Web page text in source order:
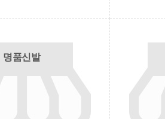
명품신발